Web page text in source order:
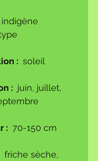
indigène
: soleil
: juin, juillet,
: 70-150 cm
friche sèche,